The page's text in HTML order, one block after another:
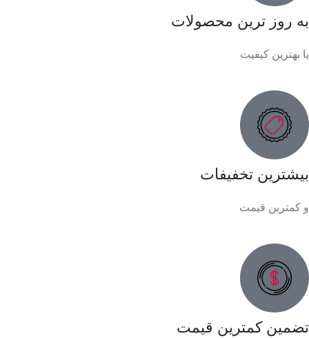
به روز ترین محصولات
با بهترین کیفیت
بیشترین تخفیفات
و کمترین قیمت
تضمین کمترین قیمت